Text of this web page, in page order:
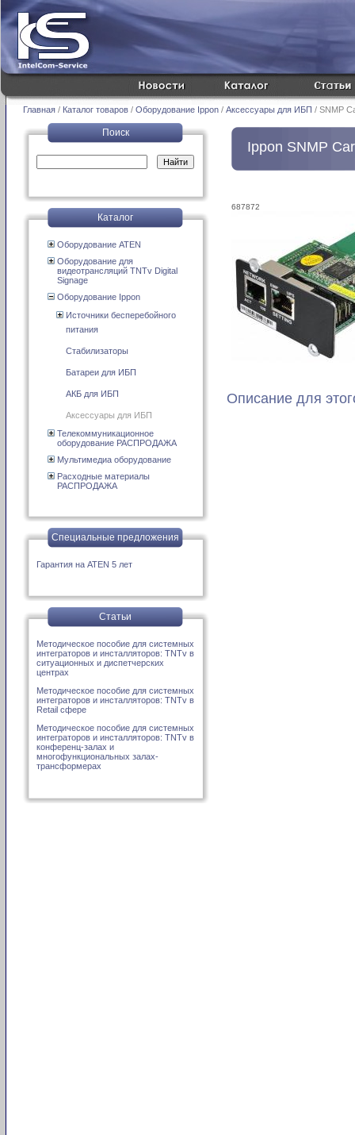
Главная / Каталог товаров / Оборудование Ippon / Аксессуары для ИБП / SNMP
Поиск
Каталог
Оборудование ATEN
Оборудование для
видеотрансляций TNTv Digital
Signage
Оборудование Ippon
Источники бесперебойного
питания
Стабилизаторы
Батареи для ИБП
АКБ для ИБП
Аксессуары для ИБП
Телекоммуникационное
оборудование РАСПРОДАЖА
Мультимедиа оборудование
Расходные материалы
РАСПРОДАЖА
Специальные предложения
Гарантия на ATEN 5 лет
Статьи
Методическое пособие для системных
интеграторов и инсталляторов: TNTv в
ситуационных и диспетчерских
центрах
Методическое пособие для системных
интеграторов и инсталляторов: TNTv в
Retail сфере
Методическое пособие для системных
интеграторов и инсталляторов: TNTv в
конференц-залах и
многофункциональных залах-
трансформерах
Ippon SNMP
687872
Описание для